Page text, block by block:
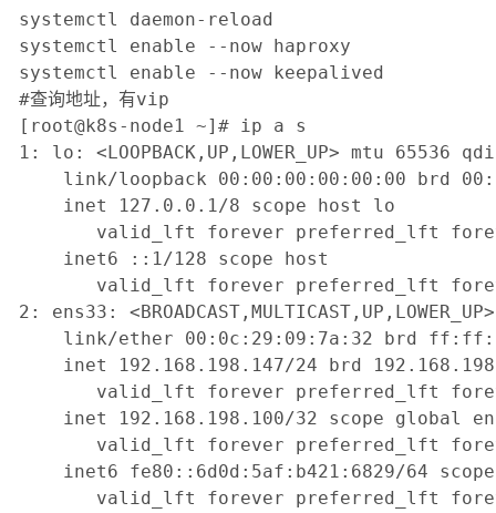
systemctl daemon-reload
systemctl enable --now haproxy
systemctl enable --now keepalived
#查询地址，有vip
[root@k8s-node1 ~]# ip a s
1: lo: <LOOPBACK,UP,LOWER_UP> mtu
link/loopback 00:00:00:00:00:00 brd
inet 127.0.0.1/8 scope host lo
valid_lft forever preferred_lft
inet6 ::1/128 scope host
valid_lft forever preferred_lft
2: ens33:
link/ether 00:0c:29:09:7a:32 brd
inet 192.168.198.147/24 brd
valid_lft forever preferred_lft
inet 192.168.198.100/32 scope global
valid_lft forever preferred_lft
inet6 fe80::6d0d:5af:b421:6829/64
valid_lft forever preferred_lft